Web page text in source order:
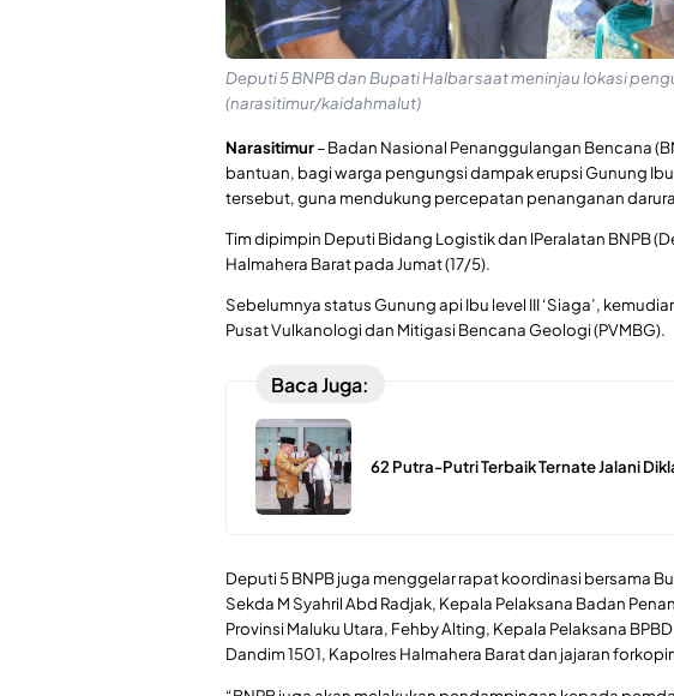
Deputi 5 BNPB dan Bupati Halbar saat meninjau lokasi
(narasitimur/kaidahmalut)
Narasitimur– Badan Nasional Penanggulangan Bencana
bantuan, bagi warga pengungsi dampak erupsi Gunung
tersebut, guna mendukung percepatan penanganan
Tim dipimpin Deputi Bidang Logistik dan lPeralatan BNPB
Halmahera Barat pada Jumat (17/5).
Sebelumnya status Gunung api Ibu level III ‘Siaga’,
Pusat Vulkanologi dan Mitigasi Bencana Geologi (PVMBG).
Baca Juga:
62 Putra-Putri Terbaik Ternate Jalani
Deputi 5 BNPB juga menggelar rapat koordinasi bersama
Sekda M Syahril Abd Radjak, Kepala Pelaksana Badan
Provinsi Maluku Utara, Fehby Alting, Kepala Pelaksana
Dandim 1501, Kapolres Halmahera Barat dan jajaran